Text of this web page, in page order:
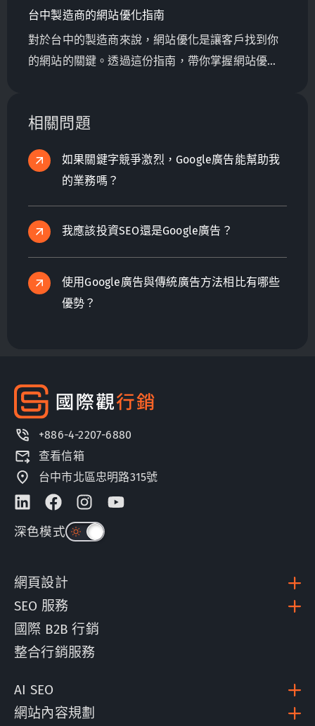
台中製造商的網站優化指南
對於台中的製造商來說，網站優化是讓客戶找到你
的網站的關鍵。透過這份指南，帶你掌握網站優化
相關問題
如果關鍵字競爭激烈，Google廣告能幫助我
的業務嗎？
我應該投資SEO還是Google廣告？
使用Google廣告與傳統廣告方法相比有哪些
優勢？
+886-4-2207-6880
查看信箱
台中市北區忠明路315號
深色模式
網頁設計
SEO 服務
國際 B2B 行銷
整合行銷服務
AI SEO
網站內容規劃